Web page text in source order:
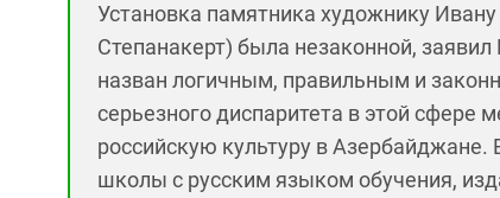
Установка памятника художнику
Степанакерт) была незаконной,
назван логичным, правильным и
серьезного диспаритета в этой сфере
российскую культуру в
школы с русским языком обучения,